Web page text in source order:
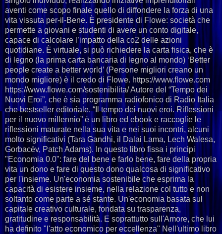
aventi come scopo finale quello di diffondere la forza di una
vita vissuta per-il-Bene. È presidente di Flowe: società che
permette a giovani e studenti di avere un conto digitale,
capace di calcolare l’impatto della co2 delle azioni
quotidiane. È virtuale, si può richiedere la carta fisica, che è
di legno (la prima carta bancaria di legno al mondo) ‘Better
people create a better world’ (Persone migliori creano un
mondo migliore) è il credo di Flowe. https://www.flowe.com
https://www.flowe.com/sostenibilita/ Autore del “Tempo dei
Nuovi Eroi”, che è sia programma radiofonico di Radio Italia
che bestseller editoriale. “Il tempo dei nuovi eroi. Riflessioni
per il nuovo millennio” è un libro ed ebook e raccoglie le
riflessioni maturate nella sua vita e nei suoi incontri, alcuni
molto significativi (Tara Gandhi, il Dalai Lama, Lech Walesa,
Gorbacëv, Patch Adams). In questo libro fissa i principi
"Economia 0.0": fare del bene e farlo bene, fare della propria
vita un dono e fare di questo dono qualcosa di significativo
per l'insieme. Un'economia sostenibile che esprima la
capacità di esistere insieme, nella relazione col tutto e non
soltanto come parte a sé stante. Un'economia basata sul
capitale creativo culturale, fondata su trasparenza,
gratitudine e responsabilità. E soprattutto sull'Amore, che lui
ha definito "l'atto economico per eccellenza" Nell'ultimo libro